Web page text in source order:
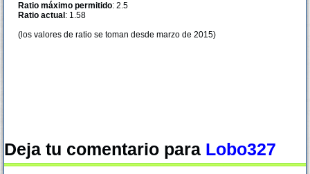
Ratio máximo permitido: 2.5
Ratio actual : 1.58
(los valores de ratio se toman desde marzo de 2015)
Deja tu comentario para Lobo327